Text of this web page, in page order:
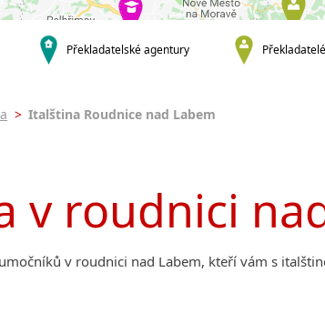
Překladatelské agentury
> Italština Roudnice nad Labem
v roudnici
v roudnici nad Labem, kteří vám s